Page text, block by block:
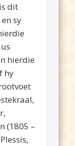
dit
sy
hierdie
hy
(1805 –